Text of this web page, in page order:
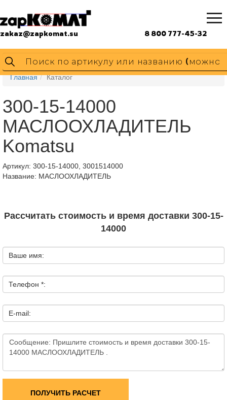
zakaz@zapkomat.su 8 800 777-45-32
Главная Каталог
300-15-14000
МАСЛООХЛАДИТЕЛЬ
Komatsu
Артикул: 300-15-14000, 3001514000
Название: МАСЛООХЛАДИТЕЛЬ
Рассчитать стоимость и время доставки 300-15-
14000
Ваше имя:
Телефон *:
E-mail:
ПОЛУЧИТЬ РАСЧЕТ